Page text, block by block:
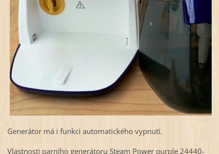
Generátor má i funkci automatického vypnutí.
Vlastnosti parního generátoru Steam Power purple 24440-